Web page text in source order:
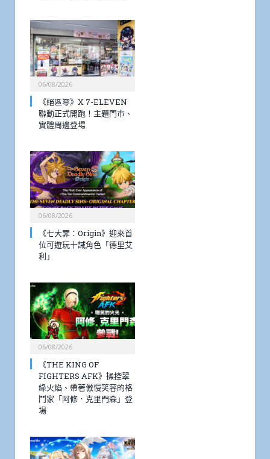
06/08/2026
《絕區零》X 7-ELEVEN
聯動正式開跑！主題門市、
實體周邊登場
06/08/2026
《七大罪：Origin》迎來首
位可遊玩十誡角色「德里艾
利」
06/08/2026
《THE KING OF
FIGHTERS AFK》操控翠
綠火焰、帶著傲慢笑容的格
鬥家「阿修．克里門森」登
場